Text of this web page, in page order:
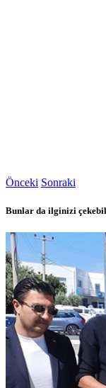
Önceki Sonraki
Bunlar da ilginizi